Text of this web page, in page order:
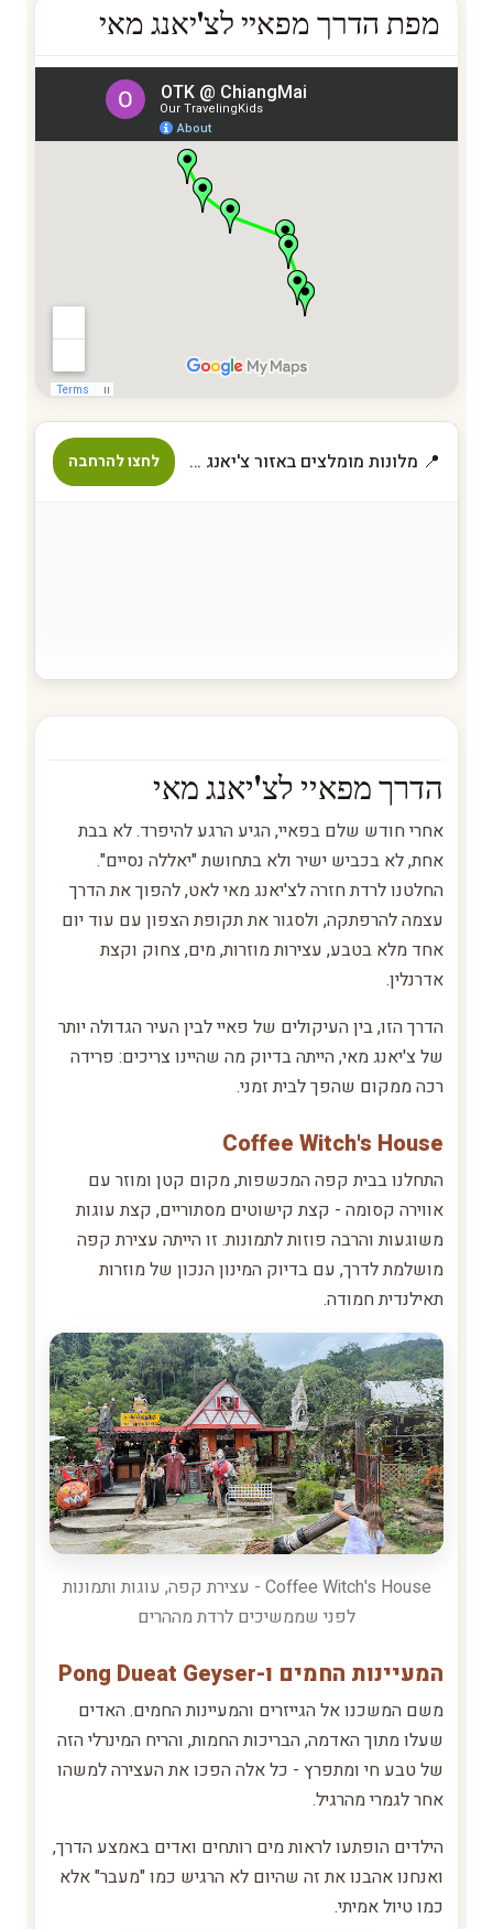
מפת הדרך מפאיי לצ'יאנג מאי
📍 מלונות מומלצים באזור צ'יאנג מאי לחצו להרחבה
הדרך מפאיי לצ'יאנג מאי
אחרי חודש שלם בפאיי, הגיע הרגע להיפרד. לא בבת
אחת, לא בכביש ישיר ולא בתחושת "יאללה נסיים".
החלטנו לרדת חזרה לצ'יאנג מאי לאט, להפוך את הדרך
עצמה להרפתקה, ולסגור את תקופת הצפון עם עוד יום
אחד מלא בטבע, עצירות מוזרות, מים, צחוק וקצת
אדרנלין.
הדרך הזו, בין העיקולים של פאיי לבין העיר הגדולה יותר
של צ'יאנג מאי, הייתה בדיוק מה שהיינו צריכים: פרידה
רכה ממקום שהפך לבית זמני.
Coffee Witch's House
התחלנו בבית קפה המכשפות, מקום קטן ומוזר עם
אווירה קסומה - קצת קישוטים מסתוריים, קצת עוגות
משוגעות והרבה פוזות לתמונות. זו הייתה עצירת קפה
מושלמת לדרך, עם בדיוק המינון הנכון של מוזרות
תאילנדית חמודה.
Coffee Witch's House - עצירת קפה, עוגות ותמונות
לפני שממשיכים לרדת מההרים
המעיינות החמים ו-Pong Dueat Geyser
משם המשכנו אל הגייזרים והמעיינות החמים. האדים
שעלו מתוך האדמה, הבריכות החמות, והריח המינרלי הזה
של טבע חי ומתפרץ - כל אלה הפכו את העצירה למשהו
אחר לגמרי מהרגיל.
הילדים הופתעו לראות מים רותחים ואדים באמצע הדרך,
ואנחנו אהבנו את זה שהיום לא הרגיש כמו "מעבר" אלא
כמו טיול אמיתי.